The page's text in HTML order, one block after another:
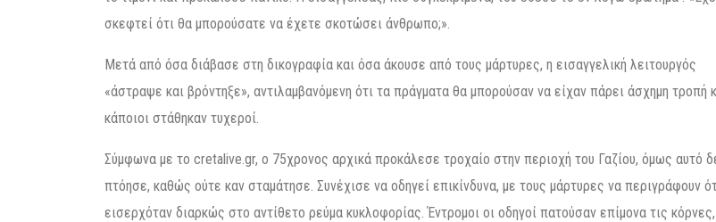
σκεφτεί ότι θα μπορούσατε να έχετε σκοτώσει άνθρωπο;».
Μετά από όσα διάβασε στη δικογραφία και όσα άκουσε από τους μάρτυρες, η εισαγγελική λειτουργός
«άστραψε και βρόντηξε», αντιλαμβανόμενη ότι τα πράγματα θα μπορούσαν να είχαν πάρει άσχημη τροπή
κάποιοι στάθηκαν τυχεροί.
Σύμφωνα με το cretalive.gr, ο 75χρονος αρχικά προκάλεσε τροχαίο στην περιοχή του Γαζίου, όμως αυτό
πτόησε, καθώς ούτε καν σταμάτησε. Συνέχισε να οδηγεί επικίνδυνα, με τους μάρτυρες να περιγράφουν
εισερχόταν διαρκώς στο αντίθετο ρεύμα κυκλοφορίας. Έντρομοι οι οδηγοί πατούσαν επίμονα τις κόρνες,